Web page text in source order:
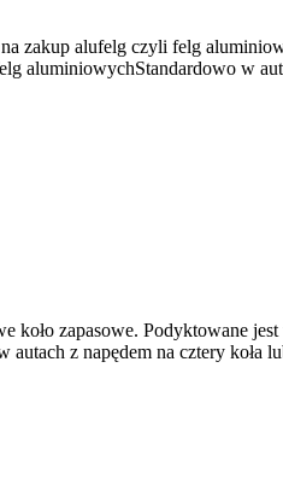
zakup alufelg czyli felg
aluminiowychStandardowo w
zapasowe. Podyktowane
z napędem na cztery